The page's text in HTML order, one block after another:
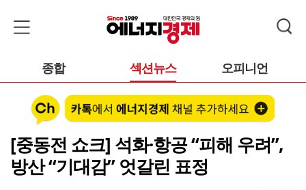
종합 섹션뉴스 오피니언
[중동전 쇼크] 석화·항공 “피해 우려”,
방산 “기대감” 엇갈린 표정